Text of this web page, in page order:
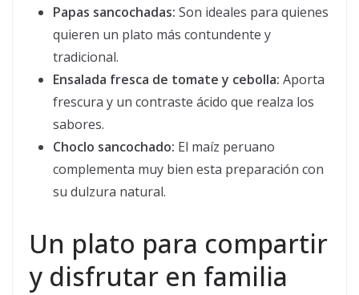
Papas sancochadas: Son ideales para quienes
quieren un plato más contundente y
tradicional.
Ensalada fresca de tomate y cebolla: Aporta
frescura y un contraste ácido que realza los
sabores.
Choclo sancochado: El maíz peruano
complementa muy bien esta preparación con
su dulzura natural.
Un plato para compartir
y disfrutar en familia